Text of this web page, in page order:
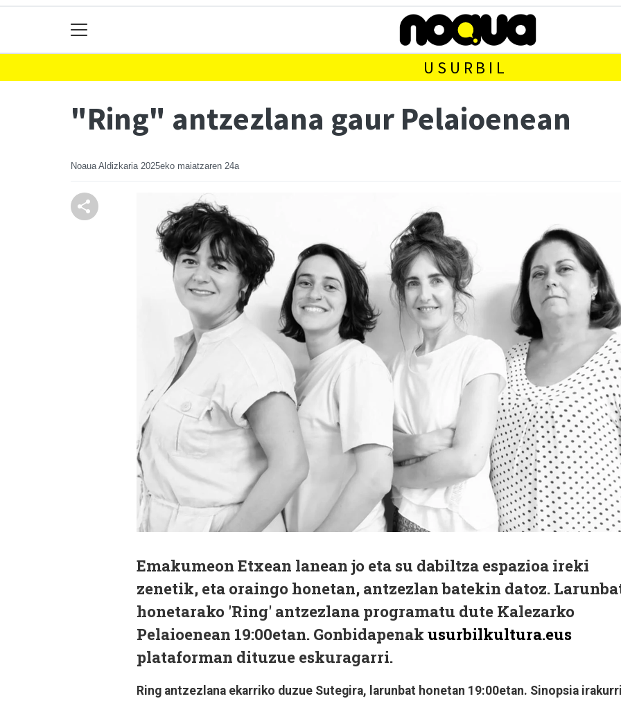
USURBIL
"Ring" antzezlana gaur Pelaioenean
Noaua Aldizkaria 2025eko maiatzaren 24a
Emakumeon Etxean lanean jo eta su dabiltza espazioa ireki
zenetik, eta oraingo honetan, antzezlan batekin datoz.
honetarako 'Ring' antzezlana programatu dute Kalezarko
Pelaioenean 19:00etan. Gonbidapenak usurbilkultura.eus
plataforman dituzue eskuragarri.
Ring antzezlana ekarriko duzue Sutegira, larunbat honetan 19:00etan. Sinopsia